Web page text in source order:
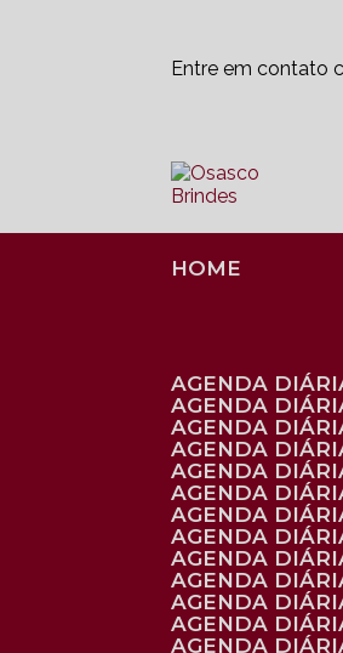
Entre em contato
HOME
AGENDA
AGENDA
AGENDA
AGENDA
AGENDA
AGENDA
AGENDA
AGENDA
AGENDA
AGENDA
AGENDA
AGENDA
AGENDA